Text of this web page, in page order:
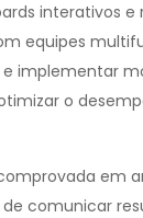
interativos
equipes
e implementar
o
em
comunicar